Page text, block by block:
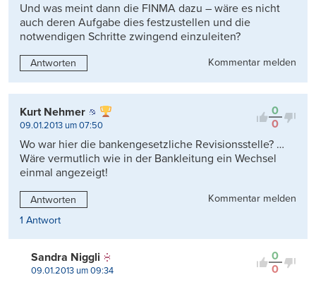
Und was meint dann die FINMA dazu – wäre es nicht
auch deren Aufgabe dies festzustellen und die
notwendigen Schritte zwingend einzuleiten?
Antworten Kommentar melden
0
0
Kurt Nehmer
09.01.2013 um 07:50
Wo war hier die bankengesetzliche Revisionsstelle? …
Wäre vermutlich wie in der Bankleitung ein Wechsel
einmal angezeigt!
Antworten
Kommentar melden
1 Antwort
0
0
Sandra Niggli
09.01.2013 um 09:34